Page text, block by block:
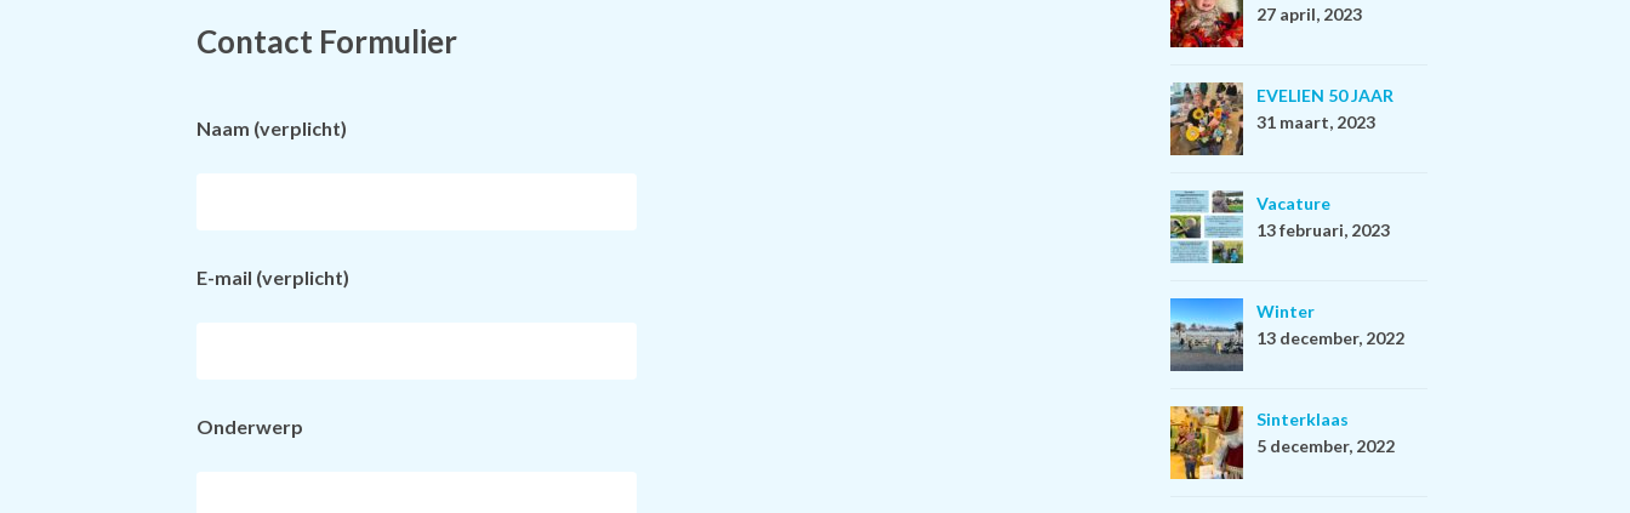
Contact Formulier
Naam (verplicht)
E-mail (verplicht)
Onderwerp
27 april, 2023
EVELIEN 50 JAAR
31 maart, 2023
Vacature
13 februari, 2023
Winter
13 december, 2022
Sinterklaas
5 december, 2022